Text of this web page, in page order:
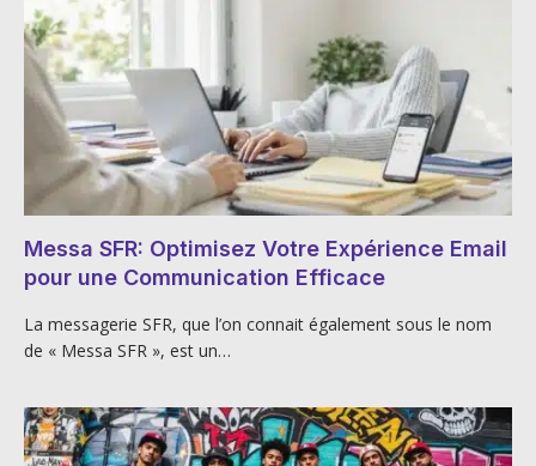
Messa SFR: Optimisez Votre Expérience Email
pour une Communication Efficace
La messagerie SFR, que l’on connait également sous le nom
de « Messa SFR », est un…